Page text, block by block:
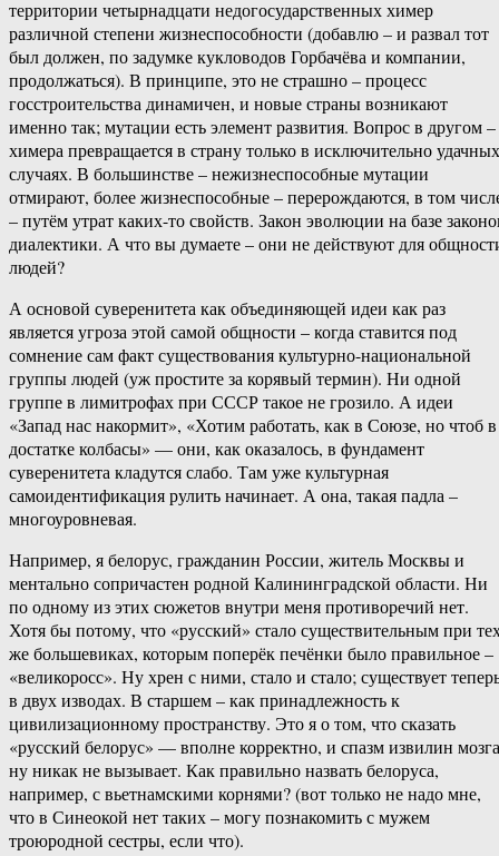
территории четырнадцати недогосударственных химер
различной степени жизнеспособности (добавлю – и развал тот
был должен, по задумке кукловодов Горбачёва и компании,
продолжаться). В принципе, это не страшно – процесс
госстроительства динамичен, и новые страны возникают
именно так; мутации есть элемент развития. Вопрос в другом –
химера превращается в страну только в исключительно удачных
случаях. В большинстве – нежизнеспособные мутации
отмирают, более жизнеспособные – перерождаются, в том
– путём утрат каких-то свойств. Закон эволюции на базе
диалектики. А что вы думаете – они не действуют для
людей?
А основой суверенитета как объединяющей идеи как раз
является угроза этой самой общности – когда ставится под
сомнение сам факт существования культурно-национальной
группы людей (уж простите за корявый термин). Ни одной
группе в лимитрофах при СССР такое не грозило. А идеи
«Запад нас накормит», «Хотим работать, как в Союзе, но чтоб в
достатке колбасы» — они, как оказалось, в фундамент
суверенитета кладутся слабо. Там уже культурная
самоидентификация рулить начинает. А она, такая падла –
многоуровневая.
Например, я белорус, гражданин России, житель Москвы и
ментально сопричастен родной Калининградской области. Ни
по одному из этих сюжетов внутри меня противоречий нет.
Хотя бы потому, что «русский» стало существительным при
же большевиках, которым поперёк печёнки было правильное –
«великоросс». Ну хрен с ними, стало и стало; существует
в двух изводах. В старшем – как принадлежность к
цивилизационному пространству. Это я о том, что сказать
«русский белорус» — вполне корректно, и спазм извилин мозга
ну никак не вызывает. Как правильно назвать белоруса,
например, с вьетнамскими корнями? (вот только не надо мне,
что в Синеокой нет таких – могу познакомить с мужем
троюродной сестры, если что).